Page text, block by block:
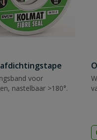
voor
nastelbaar >180°.